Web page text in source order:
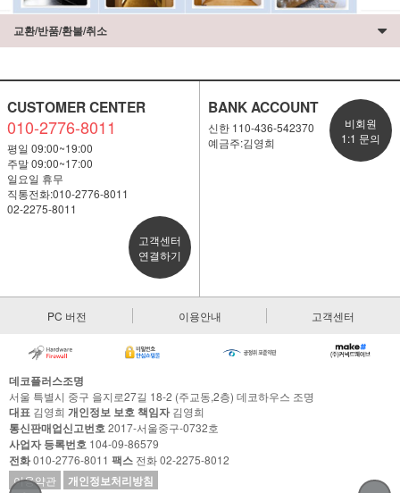
교환/반품/환불/취소
CUSTOMER CENTER
010-2776-8011
평일 09:00~19:00
주말 09:00~17:00
일요일 휴무
직통전화:010-2776-8011
02-2275-8011
고객센터
연결하기
BANK ACCOUNT
신한 110-436-542370
예금주:김영희
비회원
1:1 문의
PC 버전 이용안내 고객센터
데코플러스조명
서울 특별시 중구 을지로27길 18-2 (주교동,2층) 데코하우스 조명
대표 김영희 개인정보 보호 책임자김영희
통신판매업신고번호2017-서울중구-0732호
사업자 등록번호 104-09-86579
전화010-2776-8011 팩스 전화 02-2275-8012
이용약관
개인정보처리방침